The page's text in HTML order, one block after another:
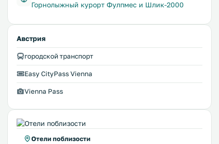
Горнолыжный курорт Фулпмес и Шлик-2000
Австрия
городской транспорт
Easy CityPass Vienna
Vienna Pass
Отели поблизости